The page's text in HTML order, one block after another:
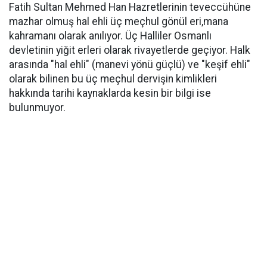
Fatih Sultan Mehmed Han Hazretlerinin teveccühüne
mazhar olmuş hal ehli üç meçhul gönül eri,mana
kahramanı olarak anılıyor. Üç Halliler Osmanlı
devletinin yiğit erleri olarak rivayetlerde geçiyor. Halk
arasında "hal ehli" (manevi yönü güçlü) ve "keşif ehli"
olarak bilinen bu üç meçhul dervişin kimlikleri
hakkında tarihi kaynaklarda kesin bir bilgi ise
bulunmuyor.